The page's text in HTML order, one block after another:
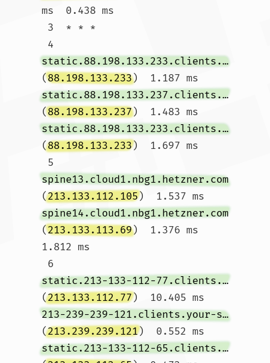
ms  0.438 ms
4
static.88.198.133.233.clients.your-server.de
(88.198.133.233)  1.187 ms
static.88.198.133.237.clients.your-server.de
(88.198.133.237)  1.483 ms
static.88.198.133.233.clients.your-server.de
(88.198.133.233)  1.697 ms
5
spine13.cloud1.nbg1.hetzner.com
(213.133.112.105)  1.537 ms
spine14.cloud1.nbg1.hetzner.com
(213.133.113.69)  1.376 ms
1.812 ms
6
static.213-133-112-77.clients.your-server.de
(213.133.112.77)  10.405 ms
213-239-239-121.clients.your-server.de
(213.239.239.121)  0.552 ms
static.213-133-112-65.clients.your-server.de